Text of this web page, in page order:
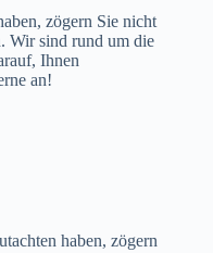
zögern Sie nicht
Wir sind rund um die
Ihnen
an!
haben, zögern